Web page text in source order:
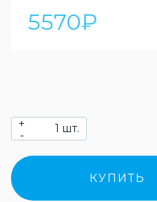
5570₽
+
-
шт.
КУПИТЬ